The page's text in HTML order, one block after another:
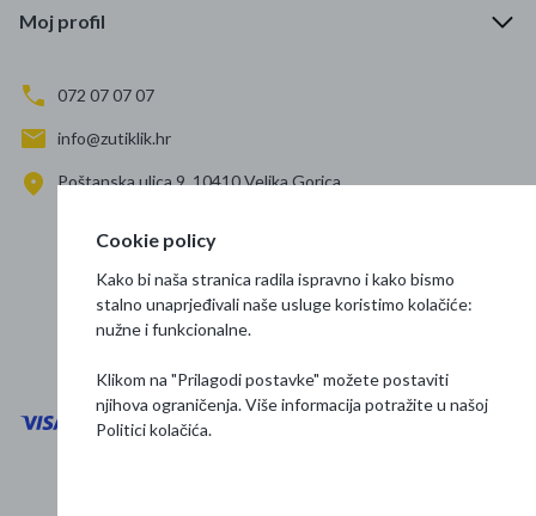
Moj profil
072 07 07 07
info@zutiklik.hr
Poštanska ulica 9, 10410 Velika Gorica
Prati nas
Cookie policy
Kako bi naša stranica radila ispravno i kako bismo
stalno unaprjeđivali naše usluge koristimo kolačiće:
nužne i funkcionalne.
Klikom na "Prilagodi postavke" možete postaviti
njihova ograničenja. Više informacija potražite u našoj
Politici kolačića.